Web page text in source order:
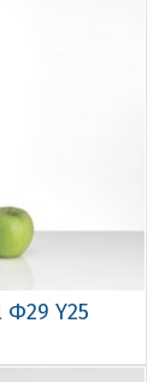
Φ29 Υ25